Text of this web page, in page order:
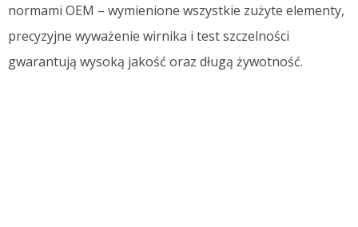
normami OEM – wymienione wszystkie zużyte elementy,
precyzyjne wyważenie wirnika i test szczelności
gwarantują wysoką jakość oraz długą żywotność.